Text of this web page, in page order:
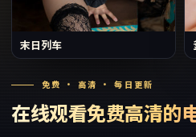
免费 · 高清 · 每日更新
在线观看免费高清的
末日列车